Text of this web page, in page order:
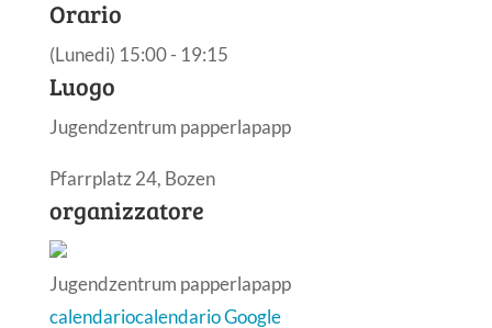
Orario
(Lunedi) 15:00 - 19:15
Luogo
Jugendzentrum papperlapapp
Pfarrplatz 24, Bozen
organizzatore
Jugendzentrum papperlapapp
calendariocalendario Google